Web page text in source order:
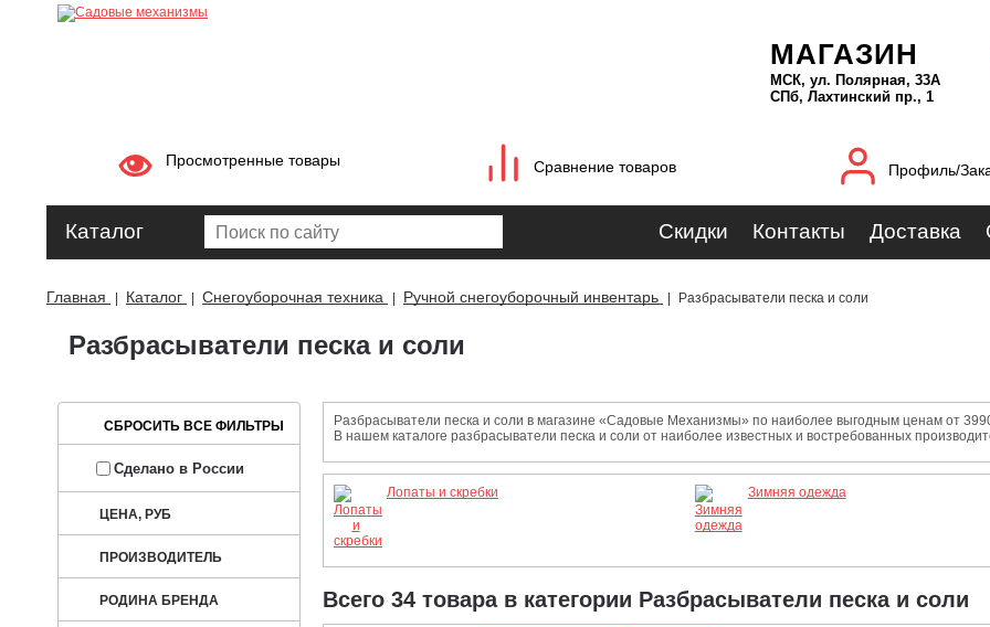
МАГАЗИН
МСК, ул. Полярная, 33А
СПб, Лахтинский пр., 1
Просмотренные товары Сравнение товаров Профиль/
Каталог Скидки Контакты Доставка
Главная Каталог Снегоуборочная техника Ручной снегоуборочный инвентарь Разбрасыватели песка и соли
Разбрасыватели песка и соли
Сделано в России
ЦЕНА, РУБ
ПРОИЗВОДИТЕЛЬ
РОДИНА БРЕНДА
Разбрасыватели песка и соли в магазине «Садовые Механизмы» по наиболее выгодным ценам от
В нашем каталоге разбрасыватели песка и соли от наиболее известных и востребованных
Лопаты и скребки Зимняя одежда
Всего 34 товара в категории Разбрасыватели песка и соли